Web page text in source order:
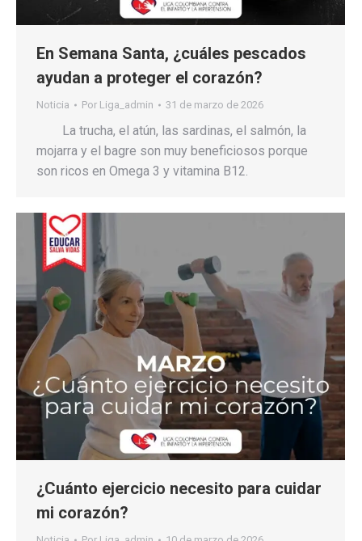
En Semana Santa, ¿cuáles pescados
ayudan a proteger el corazón?
Noticia Por Liga_admin 31 de marzo de 2026
La trucha, el atún, las sardinas, el salmón, la
mojarra y el bagre son muy beneficiosos porque
son ricos en Omega 3 y vitamina B12.
¿Cuánto ejercicio necesito para cuidar
mi corazón?